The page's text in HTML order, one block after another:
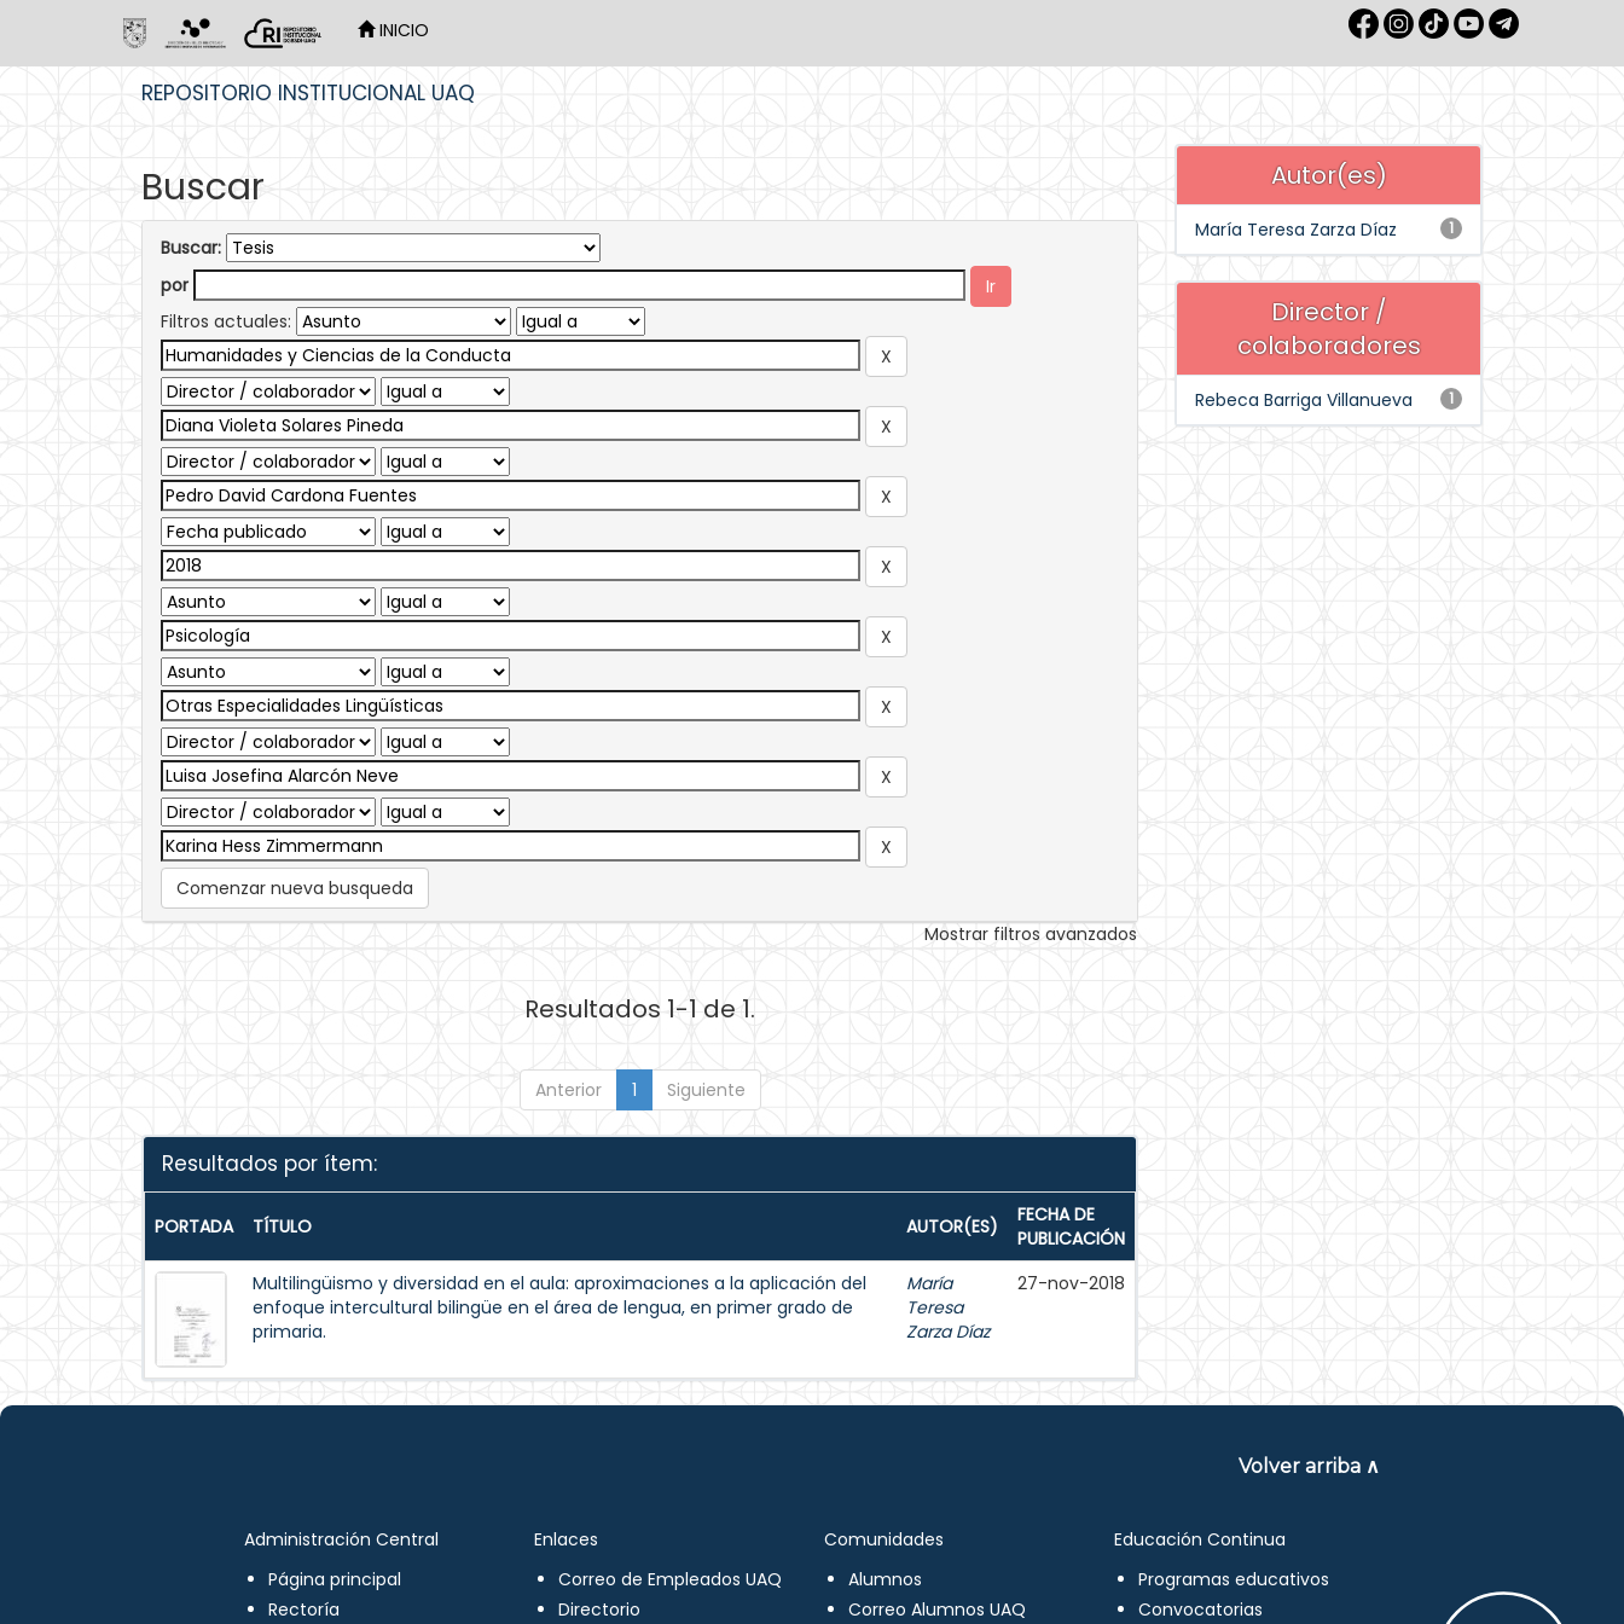
INICIO
REPOSITORIO INSTITUCIONAL UAQ
Buscar
Buscar:
por
Filtros actuales:
Comenzar nueva busqueda
Mostrar filtros avanzados
Resultados 1-1 de 1.
Anterior 1 Siguiente
Resultados por ítem:
PORTADA TÍTULO AUTOR(ES)
FECHA DE
PUBLICACIÓN
Multilingüismo y diversidad en el aula: aproximaciones a la aplicación del
enfoque intercultural bilingüe en el área de lengua, en primer grado de
primaria.
María
Teresa
Zarza Díaz
27-nov-2018
Autor(es)
1
María Teresa Zarza Díaz
Director /
colaboradores
1
Rebeca Barriga Villanueva
Volver arriba ∧
Administración Central
Página principal
Rectoría
Enlaces
Correo de Empleados UAQ
Directorio
Comunidades
Alumnos
Correo Alumnos UAQ
Educación Continua
Programas educativos
Convocatorias